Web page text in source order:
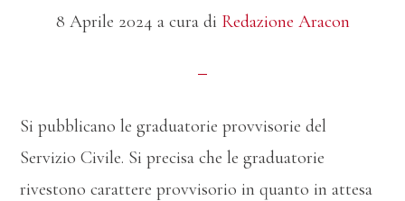
8 Aprile 2024 a cura di Redazione Aracon
Si pubblicano le graduatorie provvisorie del
Servizio Civile. Si precisa che le graduatorie
rivestono carattere provvisorio in quanto in attesa